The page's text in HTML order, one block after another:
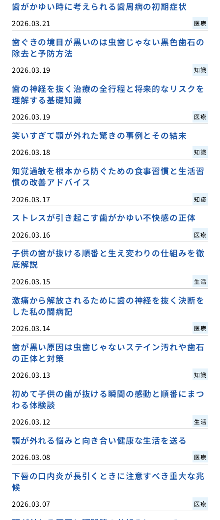
歯がかゆい時に考えられる歯周病の初期症状
2026.03.21 医療
歯ぐきの境目が黒いのは虫歯じゃない黒色歯石の
除去と予防方法
2026.03.19 知識
歯の神経を抜く治療の全行程と将来的なリスクを
理解する基礎知識
2026.03.19 医療
笑いすぎて顎が外れた驚きの事例とその結末
2026.03.18 知識
知覚過敏を根本から防ぐための食事習慣と生活習
慣の改善アドバイス
2026.03.17 知識
ストレスが引き起こす歯がかゆい不快感の正体
2026.03.16 医療
子供の歯が抜ける順番と生え変わりの仕組みを徹
底解説
2026.03.15 生活
激痛から解放されるために歯の神経を抜く決断を
した私の闘病記
2026.03.14 医療
歯が黒い原因は虫歯じゃないステイン汚れや歯石
の正体と対策
2026.03.13 知識
初めて子供の歯が抜ける瞬間の感動と順番にまつ
わる体験談
2026.03.12 生活
顎が外れる悩みと向き合い健康な生活を送る
2026.03.08 医療
下唇の口内炎が長引くときに注意すべき重大な兆
候
2026.03.07 医療